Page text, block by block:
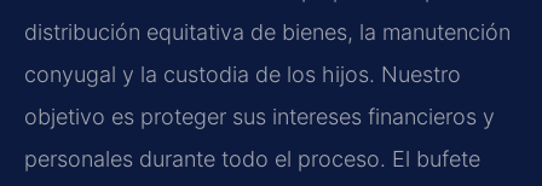
distribución equitativa de bienes, la manutención
conyugal y la custodia de los hijos. Nuestro
objetivo es proteger sus intereses financieros y
personales durante todo el proceso. El bufete